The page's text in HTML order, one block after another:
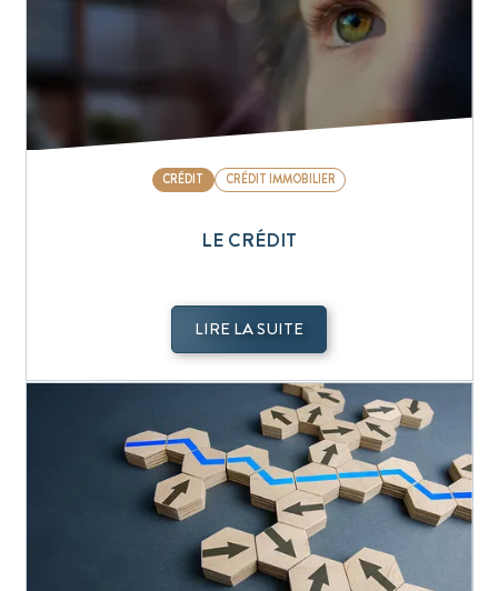
CRÉDIT CRÉDIT IMMOBILIER
LE CRÉDIT
LIRE LA SUITE